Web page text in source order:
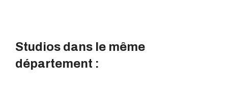
Studios dans le même
département :